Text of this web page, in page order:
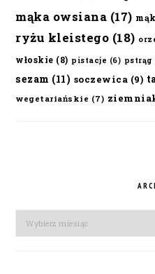
mąka owsiana (17)
ryżu kleistego (18)
włoskie (8) pistacje (6) pstrąg
sezam (11) soczewica (9)
wegetariańskie (7)
Archiwa